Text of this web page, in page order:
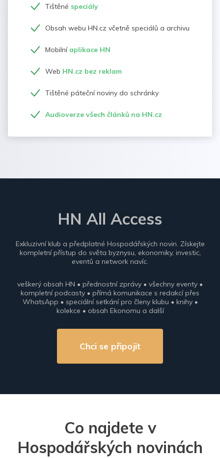
Tištěné speciály
Obsah webu HN.cz včetně speciálů a archivu
Mobilní aplikace HN
Web HN.cz bez reklam
Tištěné páteční noviny do schránky
Audioverze všech článků na HN.cz
HN All Access
Exkluzivní klub a předplatné Hospodářských novin. Získejte
kompletní přístup do světa byznysu, ekonomiky, investic,
eventů a network navíc.
veškerý obsah HN • přednostní zprávy • všechny eventy •
kompletní podcasty • přímá komunikace s redakcí přes
WhatsApp • speciální setkání pro členy klubu • knihy •
kolekce • obsah Ekonomu a další
Chci se připojit
Co najdete v
Hospodářských novinách